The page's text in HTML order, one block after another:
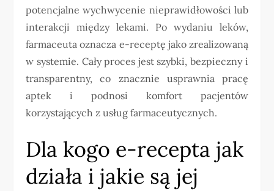
potencjalne wychwycenie nieprawidłowości lub
interakcji między lekami. Po wydaniu leków,
farmaceuta oznacza e-receptę jako zrealizowaną
w systemie. Cały proces jest szybki, bezpieczny i
transparentny, co znacznie usprawnia pracę
aptek i podnosi komfort pacjentów
korzystających z usług farmaceutycznych.
Dla kogo e-recepta jak
działa i jakie są jej